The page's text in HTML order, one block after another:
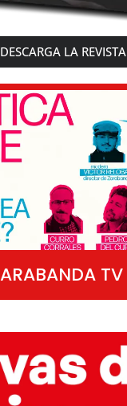
DESCARGA LA REVISTA
TV